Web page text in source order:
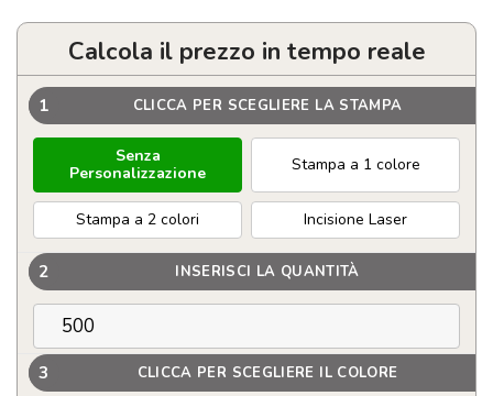
Calcola il prezzo in tempo reale
1 CLICCA PER SCEGLIERE LA STAMPA
Senza
Personalizzazione
Stampa a 1 colore
Stampa a 2 colori Incisione Laser
2 INSERISCI LA QUANTITÀ
3 CLICCA PER SCEGLIERE IL COLORE